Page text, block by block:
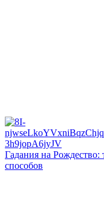
Гадания на
способов